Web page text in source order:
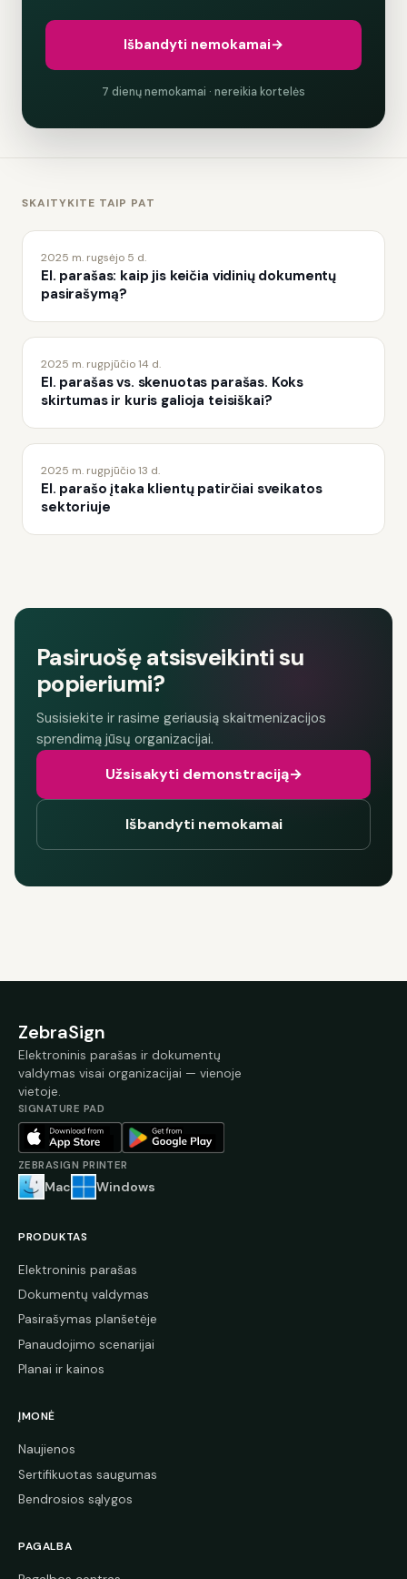
Išbandyti nemokamai→
7 dienų nemokamai · nereikia kortelės
SKAITYKITE TAIP PAT
2025 m. rugsėjo 5 d.
El. parašas: kaip jis keičia vidinių dokumentų
pasirašymą?
2025 m. rugpjūčio 14 d.
El. parašas vs. skenuotas parašas. Koks
skirtumas ir kuris galioja teisiškai?
2025 m. rugpjūčio 13 d.
El. parašo įtaka klientų patirčiai sveikatos
sektoriuje
Pasiruošę atsisveikinti su
popieriumi?
Susisiekite ir rasime geriausią skaitmenizacijos
sprendimą jūsų organizacijai.
Užsisakyti demonstraciją→
Išbandyti nemokamai
ZebraSign
Elektroninis parašas ir dokumentų
valdymas visai organizacijai — vienoje
vietoje.
SIGNATURE PAD
ZEBRASIGN PRINTER
Mac Windows
PRODUKTAS
Elektroninis parašas
Dokumentų valdymas
Pasirašymas planšetėje
Panaudojimo scenarijai
Planai ir kainos
ĮMONĖ
Naujienos
Sertifikuotas saugumas
Bendrosios sąlygos
PAGALBA